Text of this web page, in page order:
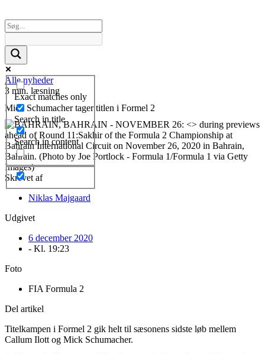
Exact matches only
Search in title
Search in content
Alle nyheder
3 min. læsning
Mick Schumacher tager titlen i Formel 2
Skrevet af
Niklas Majgaard
Udgivet
6 december 2020
- Kl. 19:23
Foto
FIA Formula 2
Del artikel
Titelkampen i Formel 2 gik helt til sæsonens sidste løb mellem
Callum Ilott og Mick Schumacher.